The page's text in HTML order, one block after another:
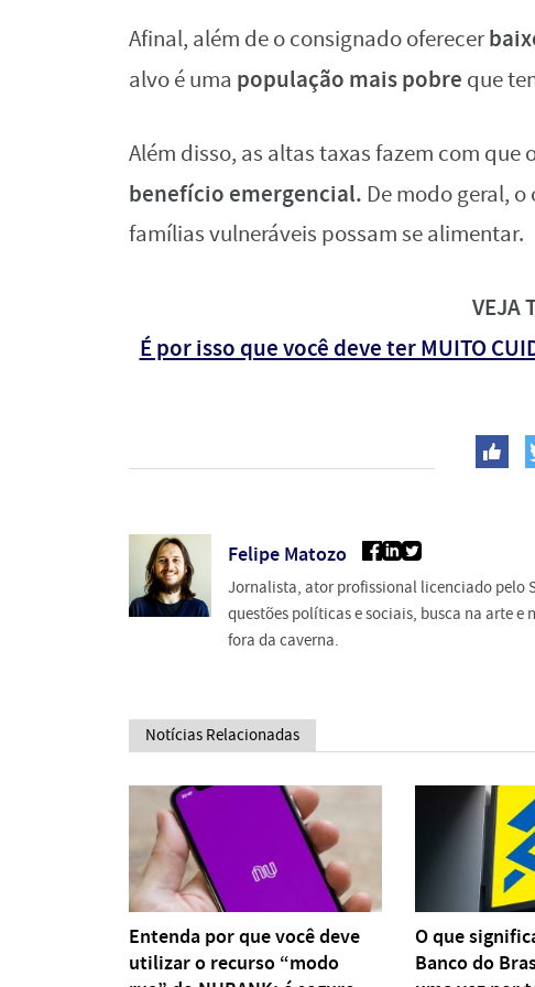
Afinal, além de o consignado oferecer
alvo é uma população mais pobre que
Além disso, as altas taxas fazem com que
benefício emergencial. De modo geral,
famílias vulneráveis possam se alimentar.
VEJA
É por isso que você deve ter MUITO
Felipe Matozo
Jornalista, ator profissional licenciado pelo
questões políticas e sociais, busca na arte
fora da caverna.
Notícias Relacionadas
Entenda por que você deve
utilizar o recurso “modo
O que
Banco do